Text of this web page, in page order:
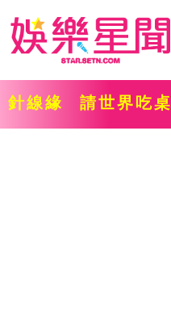
針線緣 請世界吃桌